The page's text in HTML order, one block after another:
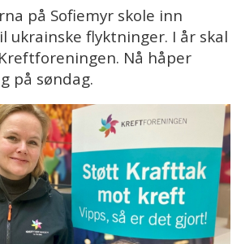
på Sofiemyr skole inn
ukrainske flyktninger. I år skal
Nå håper
på søndag.